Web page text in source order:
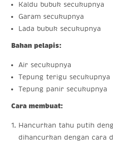
Kaldu bubuk secukupnya
Garam secukupnya
Lada bubuk secukupnya
Bahan pelapis:
Air secukupnya
Tepung terigu secukupnya
Tepung panir secukupnya
Cara membuat:
Hancurkan tahu putih
dihancurkan dengan cara